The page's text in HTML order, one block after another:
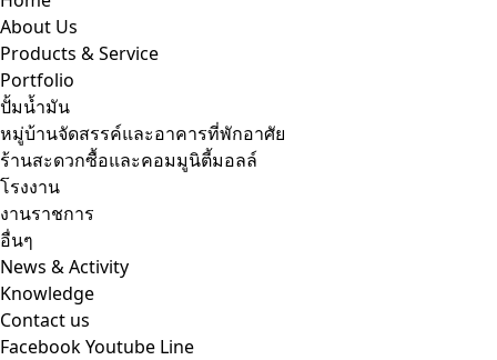
About Us
Products & Service
Portfolio
ปั้มน้ำมัน
หมู่บ้านจัดสรรค์และอาคารที่พักอาศัย
ร้านสะดวกซื้อและคอมมูนิตี้มอลล์
โรงงาน
งานราชการ
อื่นๆ
News & Activity
Knowledge
Contact us
FacebookYoutube Line